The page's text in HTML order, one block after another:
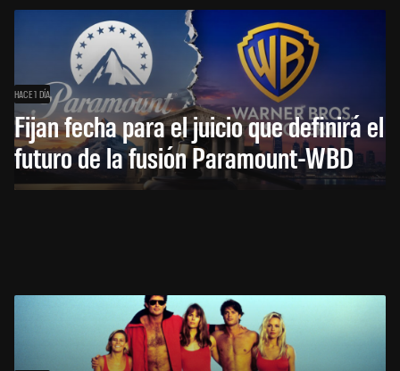
HACE 1 DÍA
Fijan fecha para el juicio que definirá el
futuro de la fusión Paramount-WBD